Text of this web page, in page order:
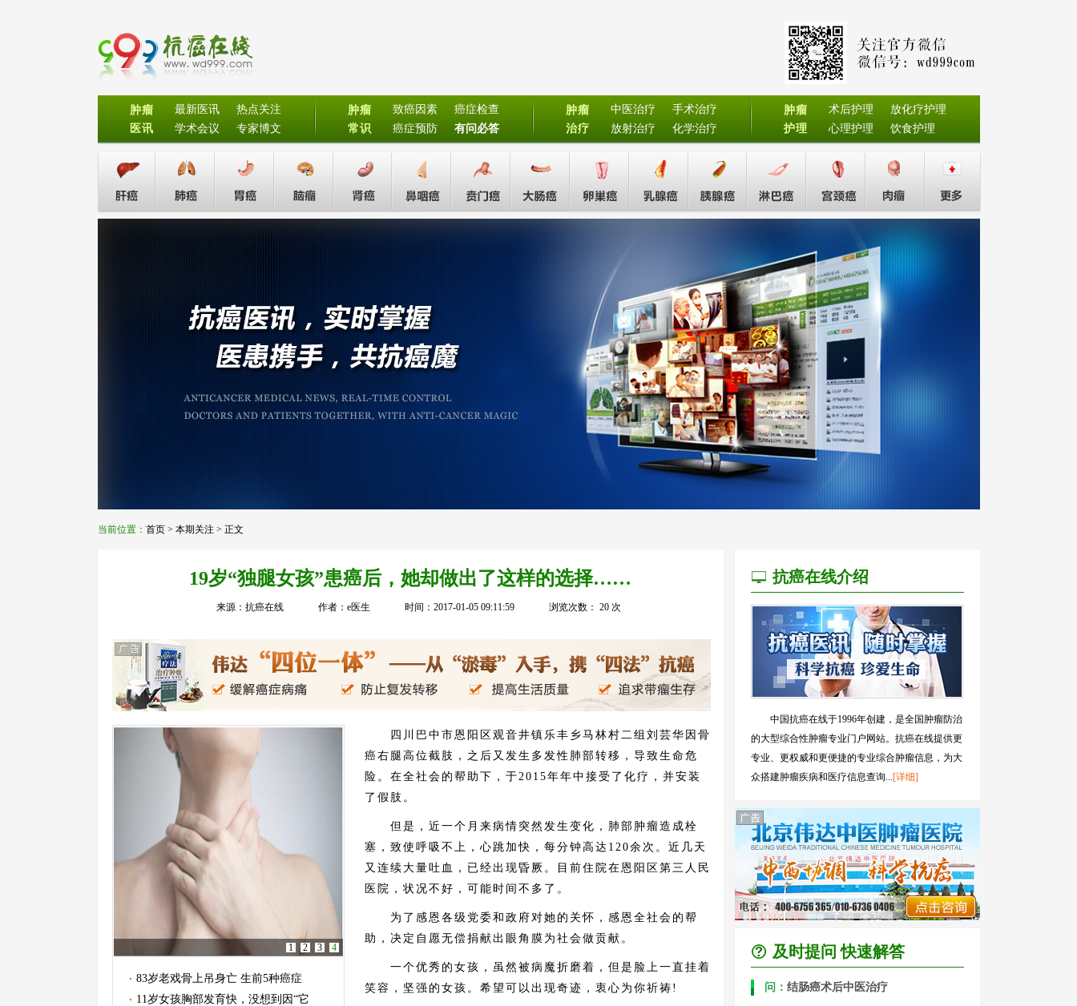
肿瘤
医讯
最新医讯
热点关注
学术会议
专家博文
肿瘤
常识
致癌因素
癌症检查
癌症预防
有问必答
肿瘤
治疗
中医治疗
手术治疗
放射治疗
化学治疗
肿瘤
护理
术后护理
放化疗护理
心理护理
饮食护理
当前位置： 首页> 本期关注 > 正文
19岁“独腿女孩”患癌后，她却做出了这样的选择……
来源：抗癌在线 作者：e医生 时间：2017-01-05 09:11:59 浏览次数： 20 次
1 2 3 4
83岁老戏骨上吊身亡 生前5种癌症
11岁女孩胸部发育快，没想到因“它
四川巴中市恩阳区观音井镇乐丰乡马林村二组刘芸华因骨
癌右腿高位截肢，之后又发生多发性肺部转移，导致生命危
险。在全社会的帮助下，于2015年年中接受了化疗，并安装
了假肢。
但是，近一个月来病情突然发生变化，肺部肿瘤造成栓
塞，致使呼吸不上，心跳加快，每分钟高达120余次。近几天
又连续大量吐血，已经出现昏厥。目前住院在恩阳区第三人民
医院，状况不好，可能时间不多了。
为了感恩各级党委和政府对她的关怀，感恩全社会的帮
助，决定自愿无偿捐献出眼角膜为社会做贡献。
一个优秀的女孩，虽然被病魔折磨着，但是脸上一直挂着
笑容，坚强的女孩。希望可以出现奇迹，衷心为你祈祷!
抗癌在线介绍
中国抗癌在线于1996年创建，是全国肿瘤防治
的大型综合性肿瘤专业门户网站。抗癌在线提供更
专业、更权威和更便捷的专业综合肿瘤信息，为大
众搭建肿瘤疾病和医疗信息查询...[详细]
及时提问 快速解答
问： 结肠癌术后中医治疗